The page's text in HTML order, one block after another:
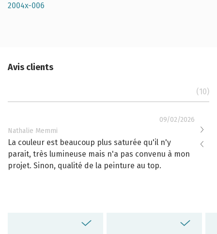
2004x-006
Avis clients
(10)
09/02/2026
Nathalie Memmi
La couleur est beaucoup plus saturée qu'il n'y
parait, très lumineuse mais n'a pas convenu à mon
projet. Sinon, qualité de la peinture au top.
La